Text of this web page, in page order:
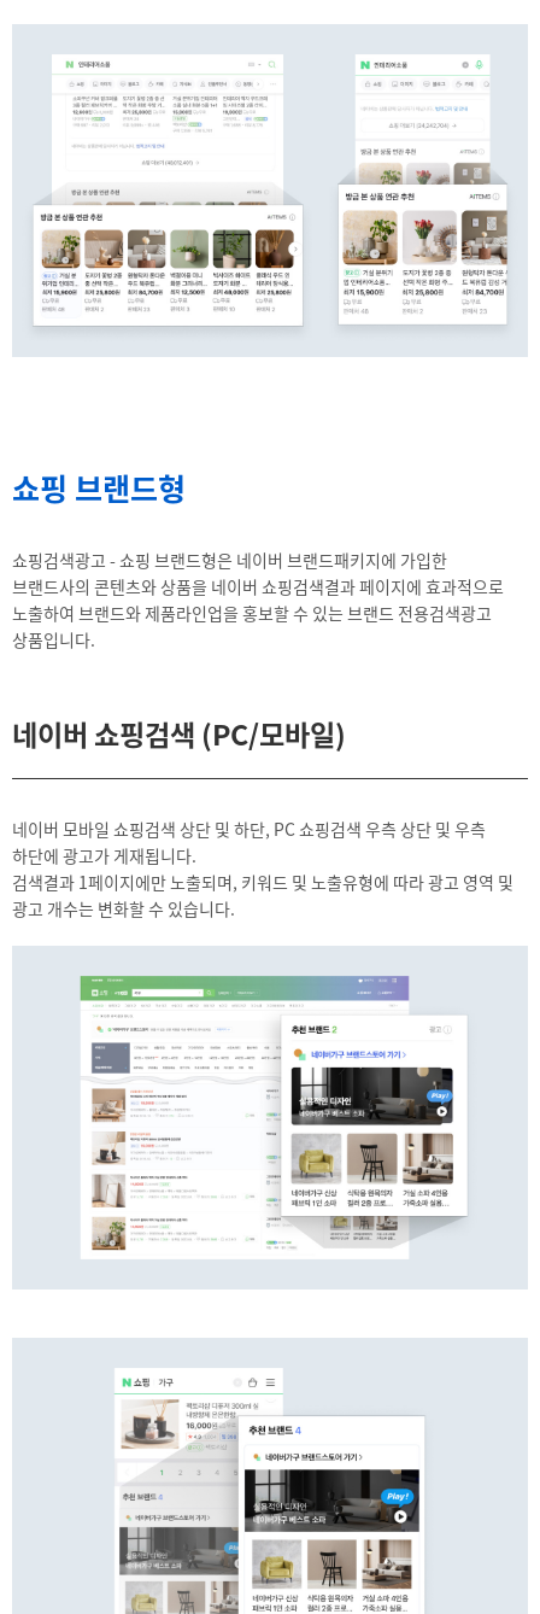
쇼핑 브랜드형
쇼핑검색광고 - 쇼핑 브랜드형은 네이버 브랜드패키지에 가입한
브랜드사의 콘텐츠와 상품을 네이버 쇼핑검색결과 페이지에 효과적으로
노출하여 브랜드와 제품라인업을 홍보할 수 있는 브랜드 전용검색광고
상품입니다.
네이버 쇼핑검색 (PC/모바일)
네이버 모바일 쇼핑검색 상단 및 하단, PC 쇼핑검색 우측 상단 및 우측
하단에 광고가 게재됩니다.
검색결과 1페이지에만 노출되며, 키워드 및 노출유형에 따라 광고 영역 및
광고 개수는 변화할 수 있습니다.